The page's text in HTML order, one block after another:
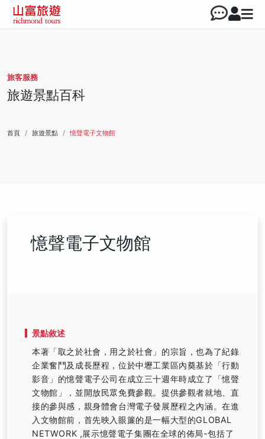
旅客服務
旅遊景點百科
首頁 旅遊景點 憶聲電子文物館
憶聲電子文物館
景點敘述
本著「取之於社會，用之於社會」的宗旨，也為了紀錄
企業奮鬥及成長歷程，位於中壢工業區內奠基於「行動
影音」的憶聲電子公司在成立三十週年時成立了「憶聲
文物館」，並開放民眾免費參觀。提供參觀者就地、直
接的參與感，親身體會台灣電子發展歷程之內涵。在進
入文物館前，首先映入眼簾的是一幅大型的GLOBAL
NETWORK ,展示憶聲電子集團在全球的佈局-包括了